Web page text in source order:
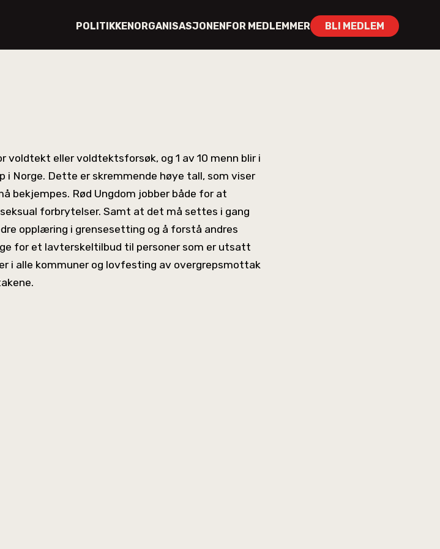
POLITIKKENORGANISASJONENFOR MEDLEMMER BLI MEDLEM
voldtekt eller voldtektsforsøk, og 1 av 10 menn blir i
Norge. Dette er skremmende høye tall, som viser
bekjempes. Rød Ungdom jobber både for at
forbrytelser. Samt at det må settes i gang
opplæring i grensesetting og å forstå andres
for et lavterskeltilbud til personer som er utsatt
i alle kommuner og lovfesting av overgrepsmottak